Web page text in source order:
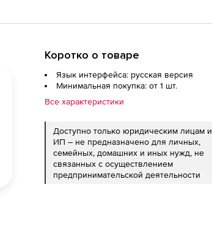
Коротко о товаре
Язык интерфейса: русская версия
Минимальная покупка: от 1 шт.
Все характеристики
Доступно только юридическим лицам и
ИП – не предназначено для личных,
семейных, домашних и иных нужд, не
связанных с осуществлением
предпринимательской деятельности